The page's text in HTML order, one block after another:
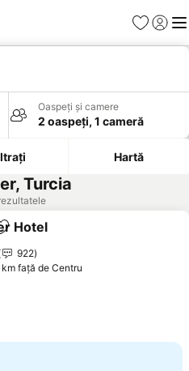
Favorite
Oaspeți și camere
2 oaspeți, 1 cameră
Hartă
Turcia
Adăugaţi la favorite
Hotel
922
faţă de Centru